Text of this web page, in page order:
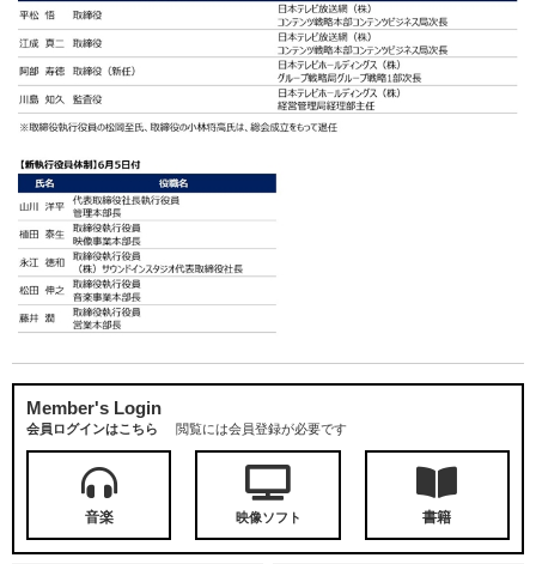
Member's Login
会員ログインはこちら 閲覧には会員登録が必要です
音楽 映像ソフト 書籍